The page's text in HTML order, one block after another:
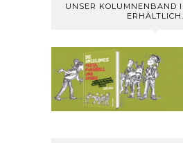
UNSER KOLUMNENBAND
ERHÄLTLICH.